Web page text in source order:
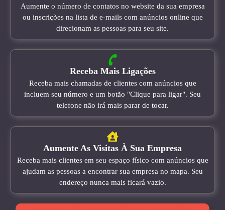
Aumente o número de contatos no website da sua empresa
ou inscrições na lista de e-mails com anúncios online que
direcionam as pessoas para seu site.
Receba Mais Ligações
Receba mais chamadas de clientes com anúncios que
incluem seu número e um botão "Clique para ligar". Seu
telefone não irá mais parar de tocar.
Aumente As Visitas À Sua Empresa
Receba mais clientes em seu espaço físico com anúncios que
ajudam as pessoas a encontrar sua empresa no mapa. Seu
endereço nunca mais ficará vazio.